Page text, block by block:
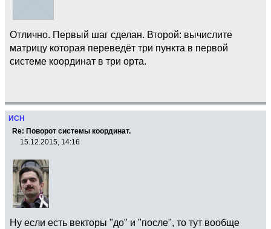
Отлично. Первый шаг сделан. Второй: вычислите
матрицу которая переведёт три пункта в первой
системе координат в три орта.
ИСН
Re: Поворот системы координат.
15.12.2015, 14:16
Ну если есть векторы "до" и "после", то тут вообще